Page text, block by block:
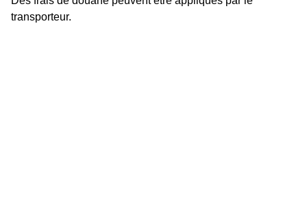
transporteur.